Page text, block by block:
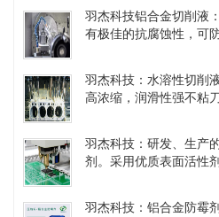
羽杰科技铝合金切削液
有极佳的抗腐蚀性，可
羽杰科技：水溶性切削
高浓缩，润滑性强不粘刀
羽杰科技：研发、生产
剂。采用优质表面活性剂
羽杰科技：铝合金防霉